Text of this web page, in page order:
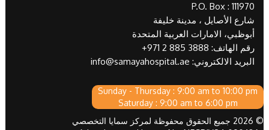
P.O. Box : 111970
شارع الأصايل ، مدينة خليفة
أبوظبي، الامارات العربية المتحدة
رقم الهاتف:+971 2 885 3888
البريد الالكتروني:info@samayahospital.ae
Sunday - Thursday : 9:00 am to 10:00 pm
Saturday : 9:00 am to 6:00 pm
© 2026 جميع الحقوق محفوظة لمركز سمايا التخصصي